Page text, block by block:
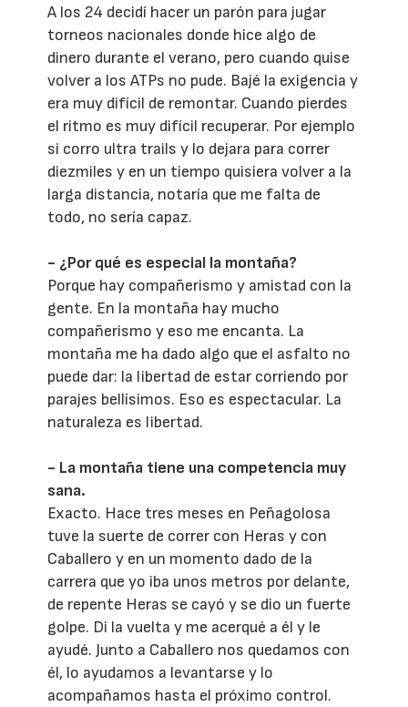
A los 24 decidí hacer un parón para jugar
torneos nacionales donde hice algo de
dinero durante el verano, pero cuando quise
volver a los ATPs no pude. Bajé la exigencia y
era muy difícil de remontar. Cuando pierdes
el ritmo es muy difícil recuperar. Por ejemplo
si corro ultra trails y lo dejara para correr
diezmiles y en un tiempo quisiera volver a la
larga distancia, notaría que me falta de
todo, no sería capaz.
- ¿Por qué es especial la montaña?
Porque hay compañerismo y amistad con la
gente. En la montaña hay mucho
compañerismo y eso me encanta. La
montaña me ha dado algo que el asfalto no
puede dar: la libertad de estar corriendo por
parajes bellísimos. Eso es espectacular. La
naturaleza es libertad.
- La montaña tiene una competencia muy
sana.
Exacto. Hace tres meses en Peñagolosa
tuve la suerte de correr con Heras y con
Caballero y en un momento dado de la
carrera que yo iba unos metros por delante,
de repente Heras se cayó y se dio un fuerte
golpe. Di la vuelta y me acerqué a él y le
ayudé. Junto a Caballero nos quedamos con
él, lo ayudamos a levantarse y lo
acompañamos hasta el próximo control.